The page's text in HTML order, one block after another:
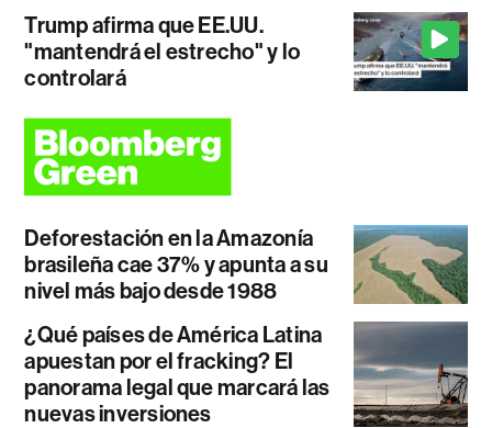
Trump afirma que EE.UU.
"mantendrá el estrecho" y lo
controlará
Deforestación en la Amazonía
brasileña cae 37% y apunta a su
nivel más bajo desde 1988
¿Qué países de América Latina
apuestan por el fracking? El
panorama legal que marcará las
nuevas inversiones